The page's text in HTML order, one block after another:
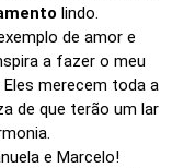
lindo.
de amor e
a fazer o meu
merecem toda a
de que terão um lar
e Marcelo!